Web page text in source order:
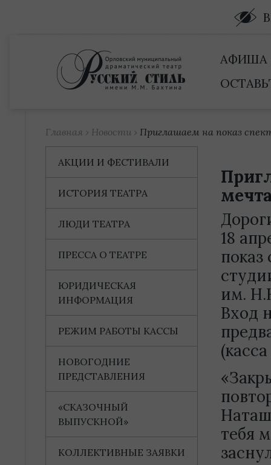
АФИША
Главная › Новости › Приглашаем на показ
18
показ
им.
Вход
тебя
АКЦИИ И ФЕСТИВАЛИ
ИСТОРИЯ ТЕАТРА
ЛЮДИ ТЕАТРА
ПРЕССА О ТЕАТРЕ
ЮРИДИЧЕСКАЯ
ИНФОРМАЦИЯ
РЕЖИМ РАБОТЫ КАССЫ
НОВОГОДНИЕ
ПРЕДСТАВЛЕНИЯ
«СКАЗОЧНЫЙ
ВЫПУСКНОЙ»
КОЛЛЕКТИВНЫЕ ЗАЯВКИ